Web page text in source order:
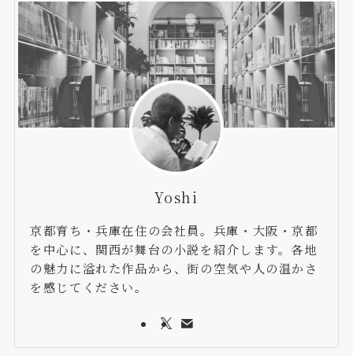
Yoshi
京都育ち・兵庫在住の会社員。兵庫・大阪・京都
を中心に、関西が舞台の小説を紹介します。各地
の魅力に溢れた作品から、街の空気や人の温かさ
を感じてください。